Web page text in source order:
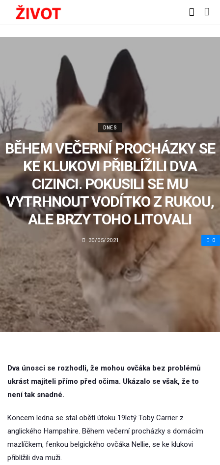
DNES
BĚHEM VEČERNÍ PROCHÁZKY SE
KE KLUKOVI PŘIBLÍŽILI DVA
CIZINCI. POKUSILI SE MU
VYTRHNOUT VODÍTKO Z RUKOU,
ALE BRZY TOHO LITOVALI
30/05/2021 0
Dva únosci se rozhodli, že mohou ovčáka bez problémů
ukrást majiteli přímo před očima. Ukázalo se však, že to
není tak snadné.
Koncem ledna se stal obětí útoku 19letý Toby Carrier z
anglického Hampshire. Během večerní procházky s domácím
mazlíčkem, fenkou belgického ovčáka Nellie, se ke klukovi
přiblížili dva muži.